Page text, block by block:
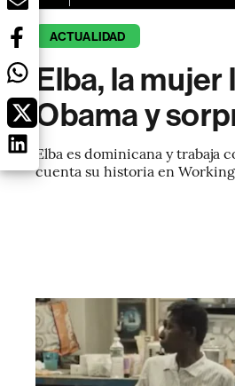
ACTUALIDAD
Elba, la
Obama y
Elba es dominicana y trabaja
cuenta su historia en